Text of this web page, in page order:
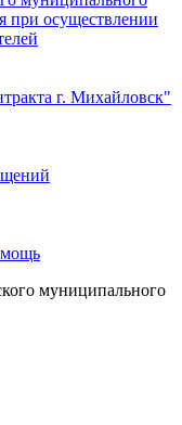
при осуществлении
г. Михайловск"
муниципального